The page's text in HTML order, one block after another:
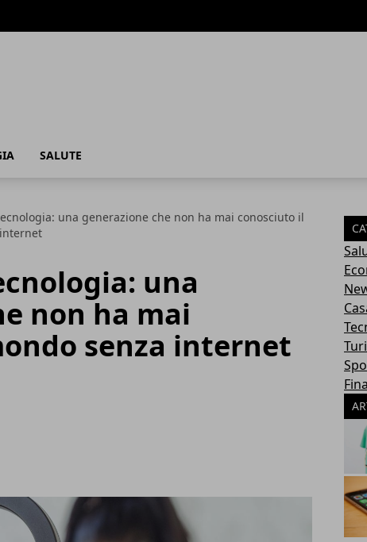
SALUTE
una generazione che non ha mai conosciuto il
una
non ha mai
senza internet